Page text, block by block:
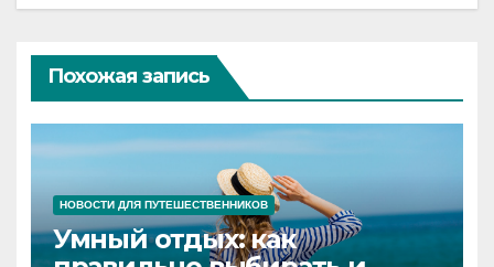
Похожая запись
НОВОСТИ ДЛЯ ПУТЕШЕСТВЕННИКОВ
Умный отдых: как